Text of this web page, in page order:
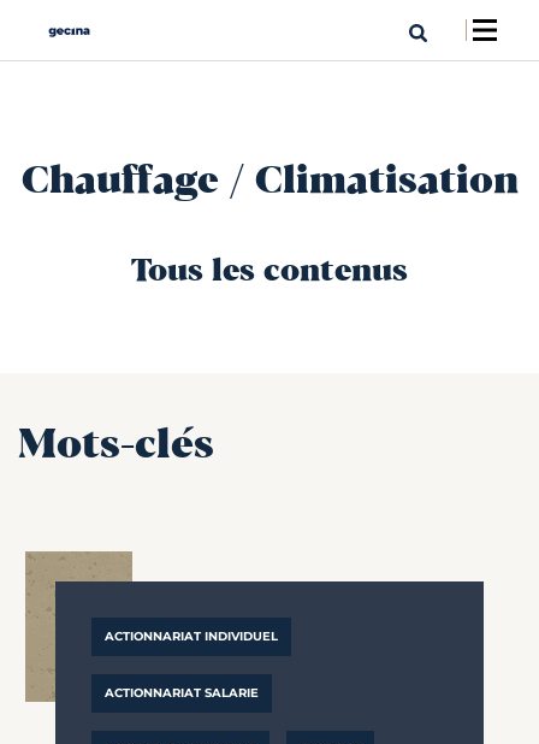
Chauffage / Climatisation
Tous les contenus
Mots-clés
ACTIONNARIAT INDIVIDUEL
ACTIONNARIAT SALARIE